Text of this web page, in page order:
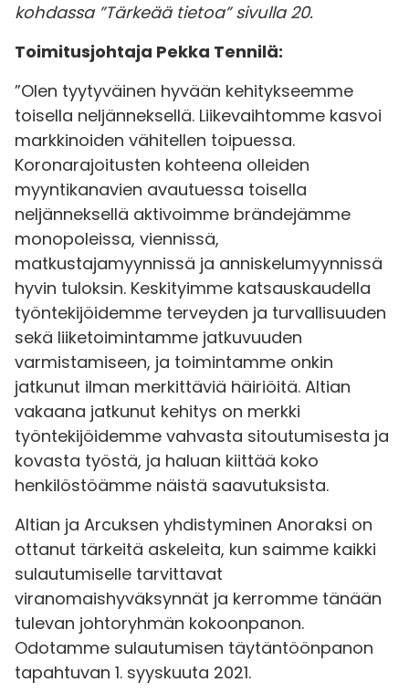
kohdassa ”Tärkeää tietoa” sivulla 20.
Toimitusjohtaja Pekka Tennilä:
”Olen tyytyväinen hyvään kehitykseemme
toisella neljänneksellä. Liikevaihtomme kasvoi
markkinoiden vähitellen toipuessa.
Koronarajoitusten kohteena olleiden
myyntikanavien avautuessa toisella
neljänneksellä aktivoimme brändejämme
monopoleissa, viennissä,
matkustajamyynnissä ja anniskelumyynnissä
hyvin tuloksin. Keskityimme katsauskaudella
työntekijöidemme terveyden ja turvallisuuden
sekä liiketoimintamme jatkuvuuden
varmistamiseen, ja toimintamme onkin
jatkunut ilman merkittäviä häiriöitä. Altian
vakaana jatkunut kehitys on merkki
työntekijöidemme vahvasta sitoutumisesta ja
kovasta työstä, ja haluan kiittää koko
henkilöstöämme näistä saavutuksista.
Altian ja Arcuksen yhdistyminen Anoraksi on
ottanut tärkeitä askeleita, kun saimme kaikki
sulautumiselle tarvittavat
viranomaishyväksynnät ja kerromme tänään
tulevan johtoryhmän kokoonpanon.
Odotamme sulautumisen täytäntöönpanon
tapahtuvan 1. syyskuuta 2021.